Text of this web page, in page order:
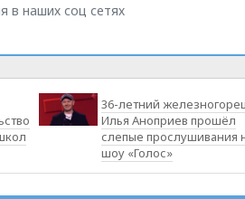
в наших соц сетях
36-летний
Илья Аноприев прошёл
слепые прослушивания
шоу «Голос»